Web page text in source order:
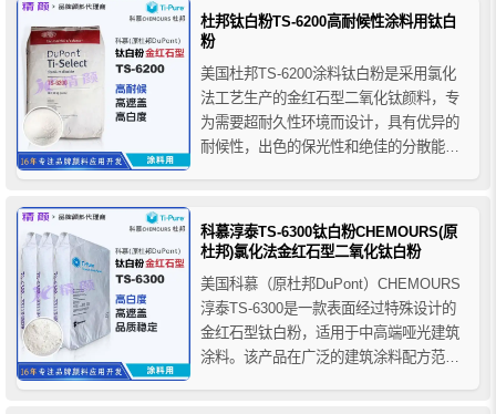
料配方开创新的标准。科慕R350是为色母
配方工程师设计的一款适合多种塑料使用
杜邦钛白粉TS-6200高耐候性涂料用钛白
粉
美国杜邦TS-6200涂料钛白粉是采用氯化
法工艺生产的金红石型二氧化钛颜料，专
为需要超耐久性环境而设计，具有优异的
耐候性，出色的保光性和绝佳的分散能
料和工业涂料等超耐候性涂料领域，为涂
料制造商们提供了多种降低成本的途径。
科慕淳泰TS-6300钛白粉CHEMOURS(原
杜邦)氯化法金红石型二氧化钛白粉
美国科慕（原杜邦DuPont）CHEMOURS
淳泰TS-6300是一款表面经过特殊设计的
金红石型钛白粉，适用于中高端哑光建筑
涂料。该产品在广泛的建筑涂料配方范围